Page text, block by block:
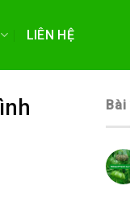
LIÊN HỆ